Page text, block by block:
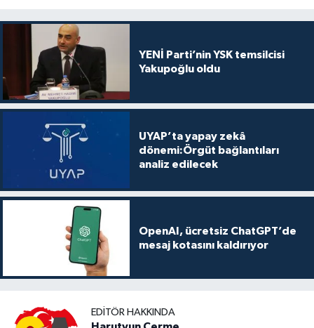
YENİ Parti’nin YSK temsilcisi
Yakupoğlu oldu
UYAP’ta yapay zekâ
dönemi:Örgüt bağlantıları
analiz edilecek
OpenAI, ücretsiz ChatGPT’de
mesaj kotasını kaldırıyor
EDITÖR HAKKINDA